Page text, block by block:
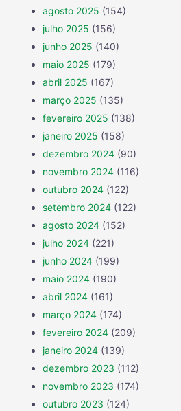
agosto 2025 (154)
julho 2025 (156)
junho 2025 (140)
maio 2025 (179)
abril 2025 (167)
março 2025 (135)
fevereiro 2025 (138)
janeiro 2025 (158)
dezembro 2024 (90)
novembro 2024 (116)
outubro 2024 (122)
setembro 2024 (122)
agosto 2024 (152)
julho 2024 (221)
junho 2024 (199)
maio 2024 (190)
abril 2024 (161)
março 2024 (174)
fevereiro 2024 (209)
janeiro 2024 (139)
dezembro 2023 (112)
novembro 2023 (174)
outubro 2023 (124)